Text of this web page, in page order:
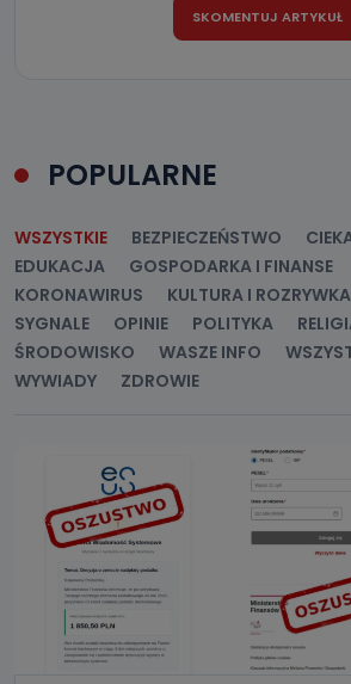
POPULARNE
WSZYSTKIE BEZPIECZEŃSTWO
EDUKACJA
GOSPODARKA I FINANSE
KORONAWIRUS
KULTURA I ROZRYWKA
SYGNALE
OPINIE POLITYKA
ŚRODOWISKO
WASZE INFO
WYWIADY
ZDROWIE